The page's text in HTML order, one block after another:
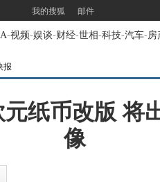
我的搜狐 邮件
-视频-娱谈-财经-世相-科技-汽车-房
报
纸币改版 将
像